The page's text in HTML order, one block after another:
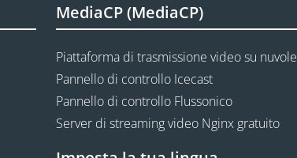
MediaCP (MediaCP)
Piattaforma di trasmissione video su nuvole
Pannello di controllo Icecast
Pannello di controllo Flussonico
Server di streaming video Nginx gratuito